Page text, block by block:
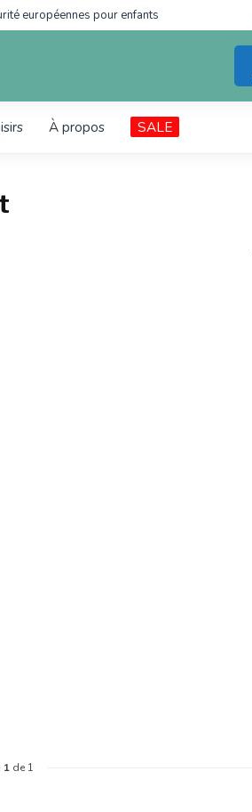
européennes pour enfants
À propos SALE
1 de 1